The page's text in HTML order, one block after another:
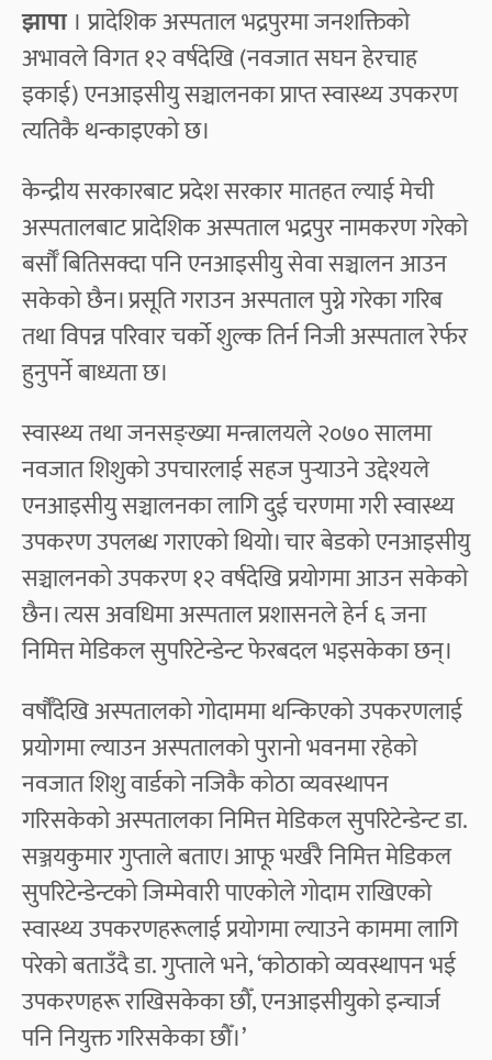
झापा । प्रादेशिक अस्पताल भद्रपुरमा जनशक्तिको
अभावले विगत १२ वर्षदेखि (नवजात सघन हेरचाह
इकाई) एनआइसीयु सञ्चालनका प्राप्त स्वास्थ्य उपकरण
त्यतिकै थन्काइएको छ।
केन्द्रीय सरकारबाट प्रदेश सरकार मातहत ल्याई मेची
अस्पतालबाट प्रादेशिक अस्पताल भद्रपुर नामकरण गरेको
बर्सौँ बितिसक्दा पनि एनआइसीयु सेवा सञ्चालन आउन
सकेको छैन। प्रसूति गराउन अस्पताल पुग्ने गरेका गरिब
तथा विपन्न परिवार चर्को शुल्क तिर्न निजी अस्पताल रेर्फर
हुनुपर्ने बाध्यता छ।
स्वास्थ्य तथा जनसङ्ख्या मन्त्रालयले २०७० सालमा
नवजात शिशुको उपचारलाई सहज पुर्‍याउने उद्देश्यले
एनआइसीयु सञ्चालनका लागि दुई चरणमा गरी स्वास्थ्य
उपकरण उपलब्ध गराएको थियो। चार बेडको एनआइसीयु
सञ्चालनको उपकरण १२ वर्षदेखि प्रयोगमा आउन सकेको
छैन। त्यस अवधिमा अस्पताल प्रशासनले हेर्न ६ जना
निमित्त मेडिकल सुपरिटेन्डेन्ट फेरबदल भइसकेका छन्।
वर्षौँदेखि अस्पतालको गोदाममा थन्किएको उपकरणलाई
प्रयोगमा ल्याउन अस्पतालको पुरानो भवनमा रहेको
नवजात शिशु वार्डको नजिकै कोठा व्यवस्थापन
गरिसकेको अस्पतालका निमित्त मेडिकल सुपरिटेन्डेन्ट डा.
सञ्जयकुमार गुप्ताले बताए। आफू भर्खरै निमित्त मेडिकल
सुपरिटेन्डेन्टको जिम्मेवारी पाएकोले गोदाम राखिएको
स्वास्थ्य उपकरणहरूलाई प्रयोगमा ल्याउने काममा लागि
परेको बताउँदै डा. गुप्ताले भने, ‘कोठाको व्यवस्थापन भई
उपकरणहरू राखिसकेका छौँ, एनआइसीयुको इन्चार्ज
पनि नियुक्त गरिसकेका छौँ।’